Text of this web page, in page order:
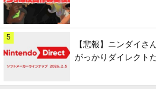
5
【悲報】ニンダイさ
がっかりダイレクト